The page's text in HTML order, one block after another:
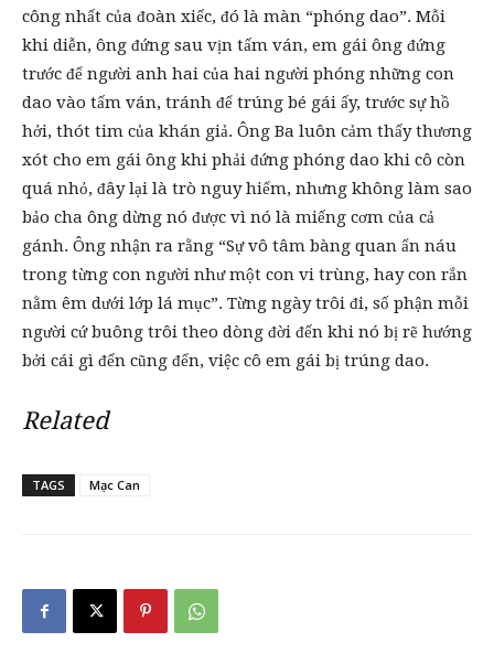
công nhất của đoàn xiếc, đó là màn “phóng dao”. Mỗi
khi diễn, ông đứng sau vịn tấm ván, em gái ông đứng
trước để người anh hai của hai người phóng những con
dao vào tấm ván, tránh để trúng bé gái ấy, trước sự hồ
hởi, thót tim của khán giả. Ông Ba luôn cảm thấy thương
xót cho em gái ông khi phải đứng phóng dao khi cô còn
quá nhỏ, đây lại là trò nguy hiểm, nhưng không làm sao
bảo cha ông dừng nó được vì nó là miếng cơm của cả
gánh. Ông nhận ra rằng “Sự vô tâm bàng quan ẩn náu
trong từng con người như một con vi trùng, hay con rắn
nằm êm dưới lớp lá mục”. Từng ngày trôi đi, số phận mỗi
người cứ buông trôi theo dòng đời đến khi nó bị rẽ hướng
bởi cái gì đến cũng đến, việc cô em gái bị trúng dao.
Related
TAGS Mạc Can